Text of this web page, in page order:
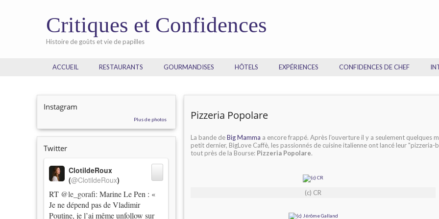
Critiques et Confidences
Histoire de goûts et vie de papilles
ACCUEIL RESTAURANTS GOURMANDISES HÔTELS EXPÉRIENCES CONFIDENCES DE CHEF
Instagram
Plus de photos
Twitter
RT @le_gorafi: Marine Le Pen : «
Je ne dépend pas de Vladimir
Poutine, je l’ai même unfollow sur
ClotildeRoux
(@ClotildeRoux)
Pizzeria Popolare
La bande deBig Mamma a encore frappé. Après l'ouverture il y a seulement quelques
petit dernier, BigLove Caffè, les passionnés de cuisine italienne ont lancé leur "pizzeria-
tout près de la Bourse: Pizzeria Popolare.
(c) CR